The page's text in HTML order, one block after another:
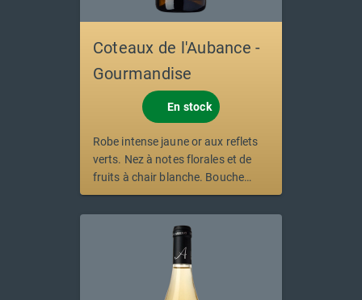
Coteaux de l'Aubance -
Gourmandise
En stock
Robe intense jaune or aux reflets
verts. Nez à notes florales et de
fruits à chair blanche. Bouche
équilibrée par une richesse
gourmande.